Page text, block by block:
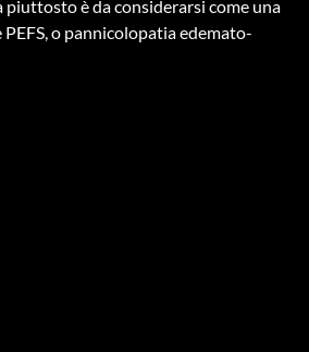
è da considerarsi come una
o pannicolopatia edemato-